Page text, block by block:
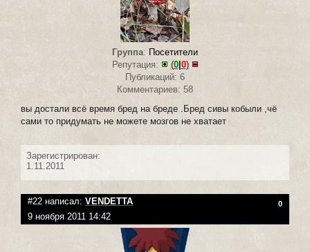
Группа: Посетители
Репутация:
(0| 0)
Публикаций: 6
Комментариев: 58
вы достали всё время бред на бреде .Бред сивы кобыли ,чё
сами то придумать не можете мозгов не хватает
Зарегистрирован:
1.11.2011
#22 написал: VENDETTA 0
9 ноября 2011 14:42